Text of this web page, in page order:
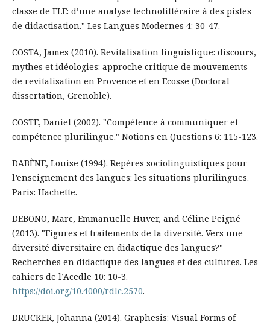
classe de FLE: d’une analyse technolittéraire à des pistes
de didactisation." Les Langues Modernes 4: 30-47.
COSTA, James (2010). Revitalisation linguistique: discours,
mythes et idéologies: approche critique de mouvements
de revitalisation en Provence et en Ecosse (Doctoral
dissertation, Grenoble).
COSTE, Daniel (2002). "Compétence à communiquer et
compétence plurilingue." Notions en Questions 6: 115-123.
DABÈNE, Louise (1994). Repères sociolinguistiques pour
l’enseignement des langues: les situations plurilingues.
Paris: Hachette.
DEBONO, Marc, Emmanuelle Huver, and Céline Peigné
(2013). "Figures et traitements de la diversité. Vers une
diversité diversitaire en didactique des langues?"
Recherches en didactique des langues et des cultures. Les
cahiers de l’Acedle 10: 10-3.
https://doi.org/10.4000/rdlc.2570.
DRUCKER, Johanna (2014). Graphesis: Visual Forms of